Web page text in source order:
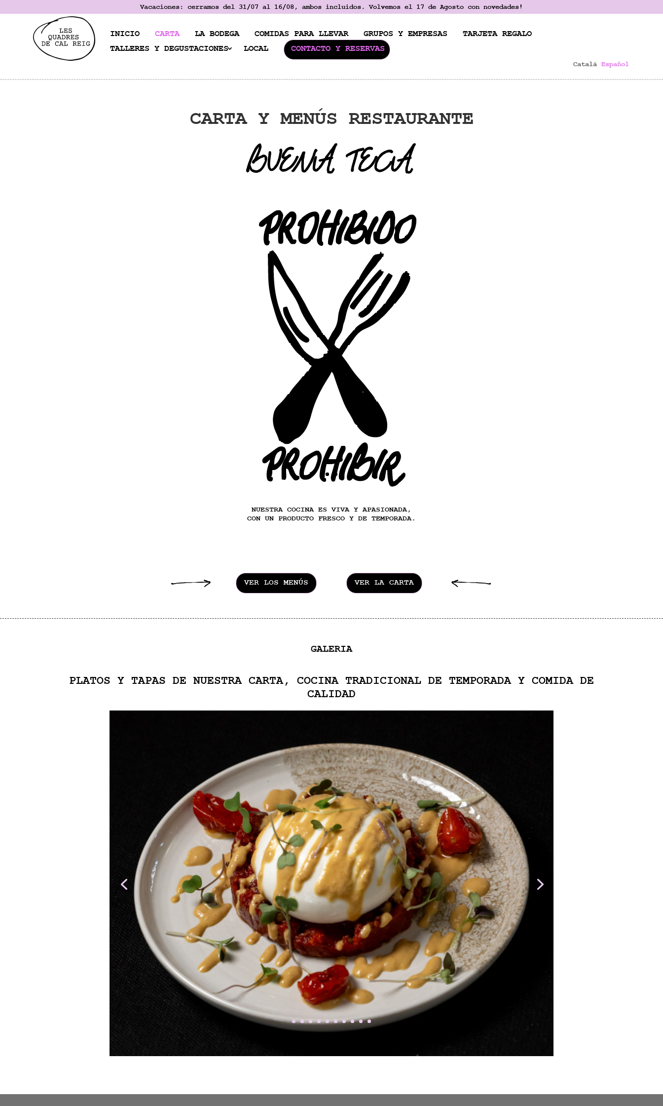
Vacaciones: cerramos del 31/07 al 16/08, ambos incluidos. Volvemos el 17 de Agosto con novedades!
INICIO CARTA LA BODEGA COMIDAS PARA LLEVAR GRUPOS Y EMPRESAS
TARJETA REGALO
TALLERES Y DEGUSTACIONES
LOCAL CONTACTO Y RESERVAS
Català Español
CARTA Y MENÚS RESTAURANTE
BUENA TECA
NUESTRA COCINA ES VIVA Y APASIONADA,
CON UN PRODUCTO FRESCO Y DE TEMPORADA.
VER LOS MENÚS VER LA CARTA
GALERIA
PLATOS Y TAPAS DE NUESTRA CARTA, COCINA TRADICIONAL DE TEMPORADA Y COMIDA DE
CALIDAD